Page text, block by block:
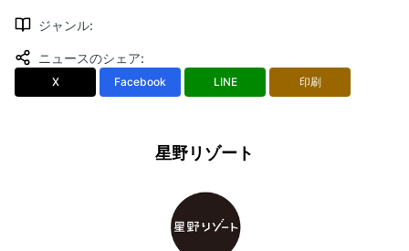
ジャンル:
ニュースのシェア:
X Facebook LINE 印刷
星野リゾート